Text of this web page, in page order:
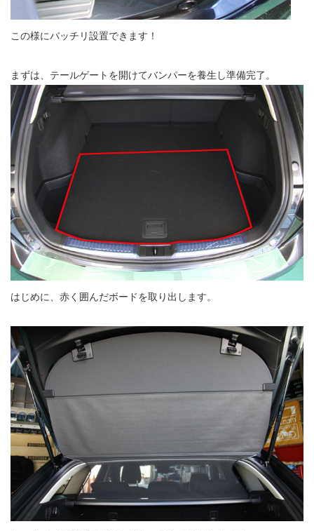
この様にバッチリ設置できます！
まずは、テールゲートを開けてバンパーを養生し準備完了。
はじめに、赤く囲んだボードを取り出します。